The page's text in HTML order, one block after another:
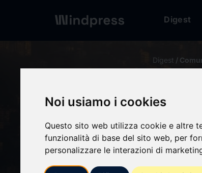
Noi usiamo i cookies
Questo sito web utilizza cookie e altre
funzionalità di base del sito web, per
personalizzare le interazioni di
Digest
Digest /
el